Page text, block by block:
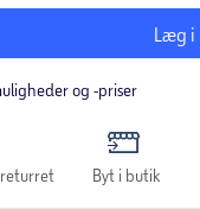
Læg i
og -priser
Byt i butik